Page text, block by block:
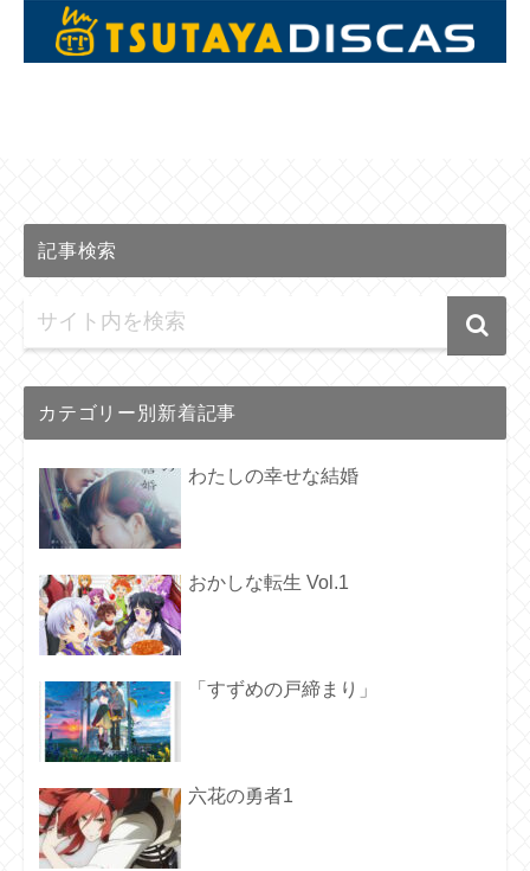
記事検索
カテゴリー別新着記事
わたしの幸せな結婚
おかしな転生 Vol.1
「すずめの戸締まり」
六花の勇者1